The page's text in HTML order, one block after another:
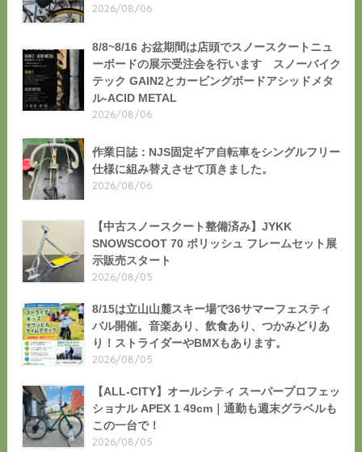
2026/08/06
8/8~8/16 お盆期間は店頭でスノースクートニュ
ーボードの展示受注会を行います スノーバイク
テック GAIN2とカービングボードアシッドメタ
ル-ACID METAL
2026/08/06
作業日誌：NJS固定ギア自転車をシングルフリー
仕様に組み替えさせて頂きました。
2026/08/06
【中古スノースクート整備済み】JYKK
SNOWSCOOT 70 ポリッシュ フレームセット展
示販売スタート
2026/08/05
8/15は立山山麓スキー場で36サマーフェスティ
バル開催。音楽あり、飲食あり、つかみどりあ
り！ストライダーやBMXもあります。
2026/08/05
【ALL-CITY】オールシティ スーパープロフェッ
ショナル APEX 1 49cm｜通勤も週末グラベルも
この一台で！
2026/08/05